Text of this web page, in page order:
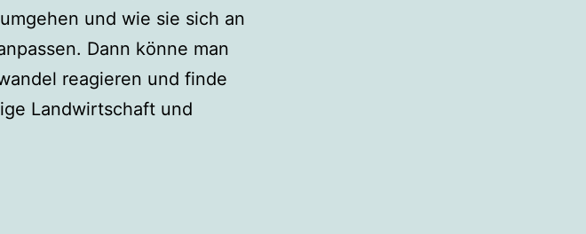
und wie sie sich an
Dann könne man
reagieren und finde
Landwirtschaft und